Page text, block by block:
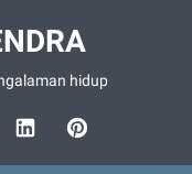
hidup